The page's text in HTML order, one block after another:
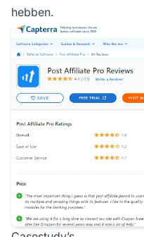
hebben.